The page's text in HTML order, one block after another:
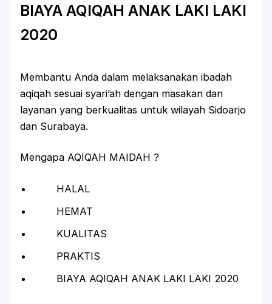
BIAYA AQIQAH ANAK LAKI LAKI
2020
Membantu Anda dalam melaksanakan ibadah
aqiqah sesuai syari’ah dengan masakan dan
layanan yang berkualitas untuk wilayah Sidoarjo
dan Surabaya.
Mengapa AQIQAH MAIDAH ?
HALAL
HEMAT
KUALITAS
PRAKTIS
BIAYA AQIQAH ANAK LAKI LAKI 2020